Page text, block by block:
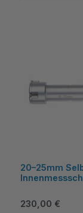
20–25mm
Regulärer Preis:
230,00 €